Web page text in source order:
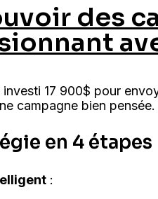
des
investi 17 900$ pour
campagne bien pensée.
en 4 étapes
: